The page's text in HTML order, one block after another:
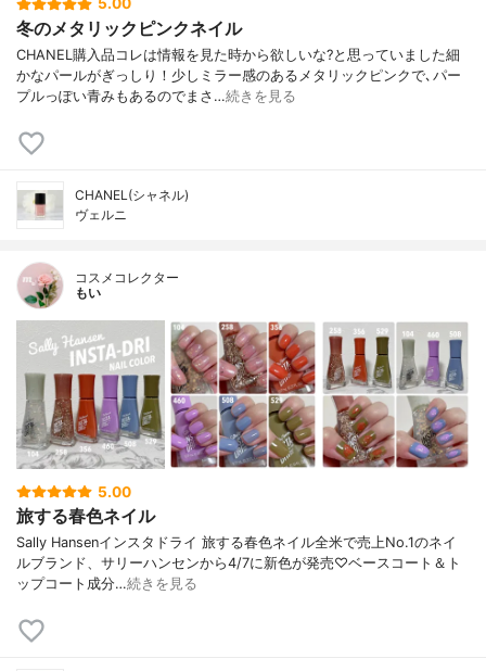
5.00
冬のメタリックピンクネイル
CHANEL購入品コレは情報を見た時から欲しいな?と思っていました細
かなパールがぎっしり！少しミラー感のあるメタリックピンクで､パー
プルっぽい青みもあるのでまさ…続きを見る
CHANEL(シャネル)
ヴェルニ
コスメコレクター
もい
5.00
旅する春色ネイル
Sally Hansenインスタドライ 旅する春色ネイル全米で売上No.1のネイ
ルブランド、サリーハンセンから4/7に新色が発売♡ベースコート＆ト
ップコート成分…続きを見る